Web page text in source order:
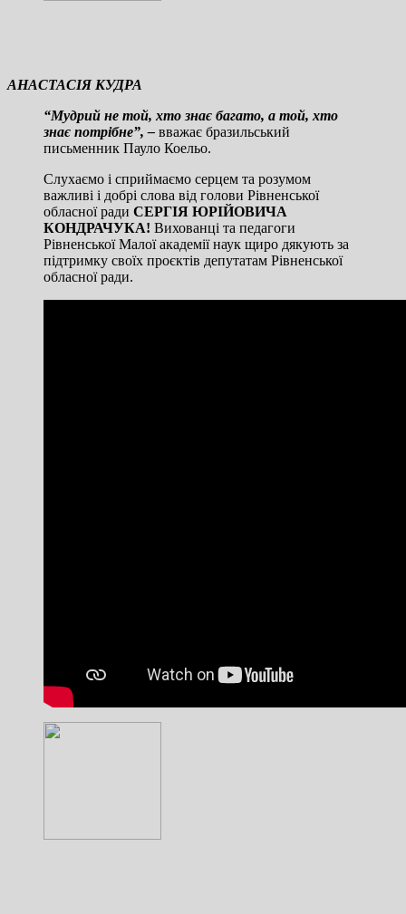
АНАСТАСІЯ КУДРА
“Мудрий не той, хто знає багато, а той, хто
знає потрібне”, – вважає бразильський
письменник Пауло Коельо.
Слухаємо і сприймаємо серцем та розумом
важливі і добрі слова від голови Рівненської
обласної ради СЕРГІЯ ЮРІЙОВИЧА
КОНДРАЧУКА! Вихованці та педагоги
Рівненської Малої академії наук щиро дякують за
підтримку своїх проєктів депутатам Рівненської
обласної ради.